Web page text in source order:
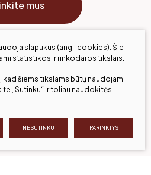
mus
slapukus (angl. cookies). Šie
statistikos ir rinkodaros tikslais.
kad šiems tikslams būtų naudojami
„Sutinku“ ir toliau naudokitės
NESUTINKU PARINKTYS